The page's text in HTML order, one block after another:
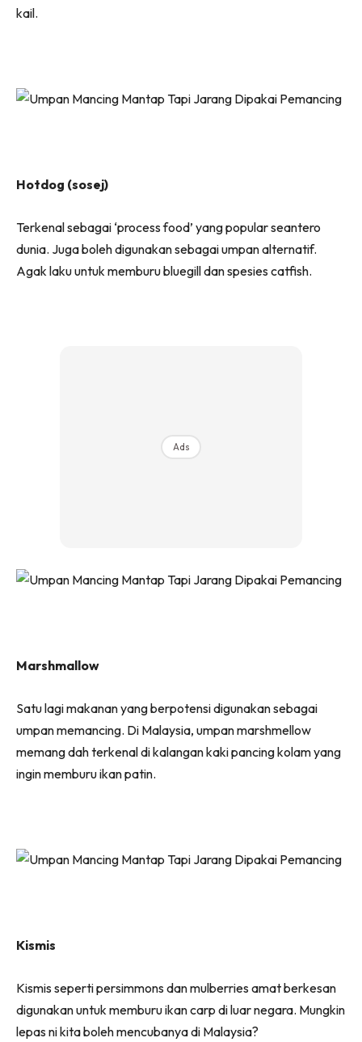
kail.
Hotdog (sosej)
Terkenal sebagai ‘process food’ yang popular seantero
dunia. Juga boleh digunakan sebagai umpan alternatif.
Agak laku untuk memburu bluegill dan spesies catfish.
Ads
Marshmallow
Satu lagi makanan yang berpotensi digunakan sebagai
umpan memancing. Di Malaysia, umpan marshmellow
memang dah terkenal di kalangan kaki pancing kolam yang
ingin memburu ikan patin.
Kismis
Kismis seperti persimmons dan mulberries amat berkesan
digunakan untuk memburu ikan carp di luar negara. Mungkin
lepas ni kita boleh mencubanya di Malaysia?